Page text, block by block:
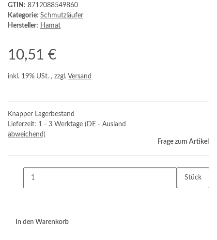
GTIN: 8712088549860
Kategorie: Schmutzläufer
Hersteller: Hamat
10,51 €
inkl. 19% USt. , zzgl. Versand
Knapper Lagerbestand
Lieferzeit: 1 - 3 Werktage (DE - Ausland
abweichend)
Frage zum Artikel
Stück
In den Warenkorb